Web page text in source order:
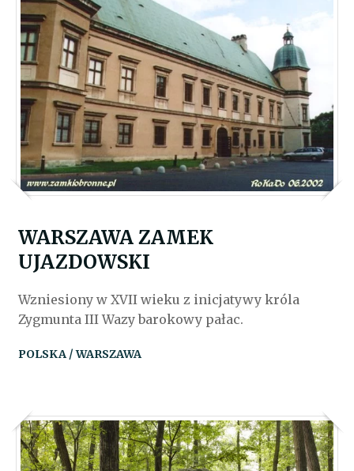
WARSZAWA ZAMEK
UJAZDOWSKI
Wzniesiony w XVII wieku z inicjatywy króla
Zygmunta III Wazy barokowy pałac.
POLSKA / WARSZAWA